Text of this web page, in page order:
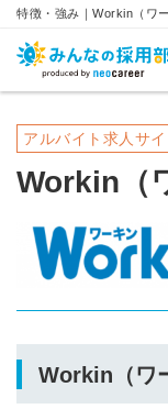
特徴・強み｜Workin（ワ
アルバイト求人サイ
Workin（
Workin（ワ